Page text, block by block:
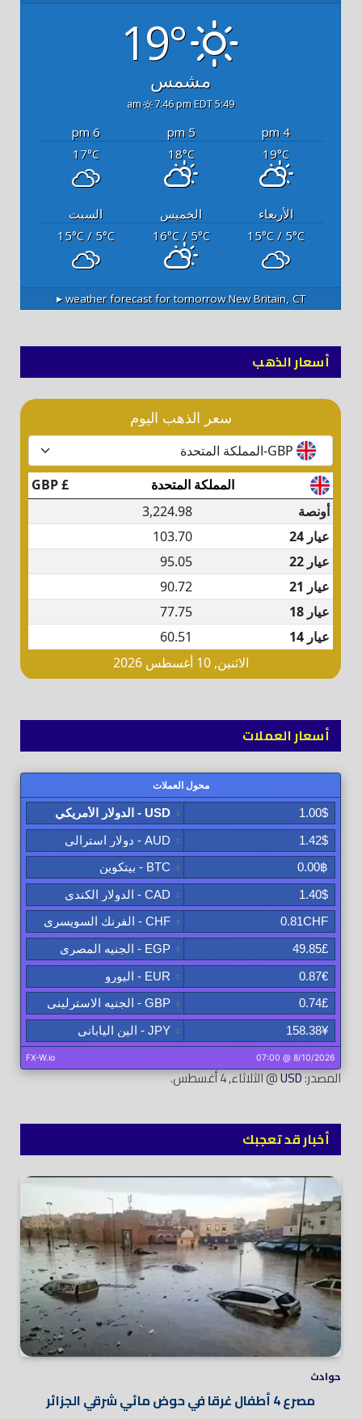
19°
مشمس
5:49 am
7:46 pm EDT
4 pm
5 pm
6 pm
19°C
18°C
17°C
الأربعاء الخميس
السبت
15°C / 5°C
16°C/ 5°C
15°C/ 5°C
New Britain, CT
weather forecast for tomorrow ▸
أسعار الذهب
أسعار العملات
المصدر:USD@ الثلاثاء, 4 أغسطس.
أخبار قد تعجبك
حوادث
مصرع 4 أطفال غرقا في حوض مائي شرقي الجزائر